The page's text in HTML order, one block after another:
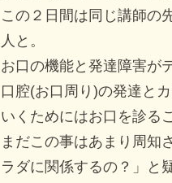
この２日間は同じ講師の
人と。
お口の機能と発達障害が
口腔(お口周り)の発達と
いくためにはお口を診る
まだこの事はあまり周知
ラダに関係するの？」と